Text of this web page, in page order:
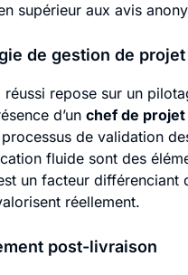
supérieur aux avis
de gestion de projet
repose sur un
d’un chef de projet
de validation
fluide sont des
un facteur différenciant
réellement.
post-livraison